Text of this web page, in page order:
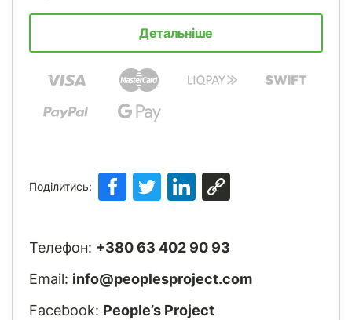
Детальніше
Поділитись:
Телефон: +380 63 402 90 93
Email: info@peoplesproject.com
Facebook: People’s Project